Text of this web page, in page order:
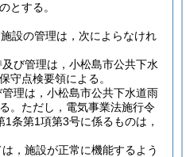
とする。
設の管理は，次によらなけれ
び管理は，小松島市公共下水
守点検要領による。
理は，小松島市公共下水道雨
。 ただし，電気事業法施行令
1条第1項第3号に係るものは，
，施設が正常に機能するよう